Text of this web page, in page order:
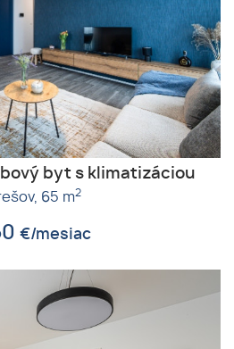
byt s klimatizáciou
65 m2
€/mesiac